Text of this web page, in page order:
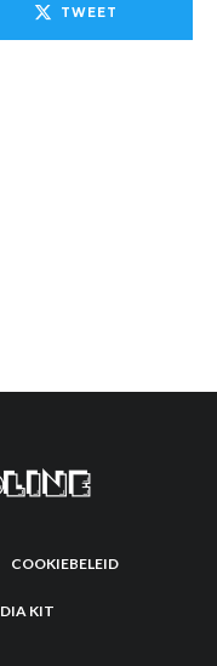
TWEET
COOKIEBELEID
KIT